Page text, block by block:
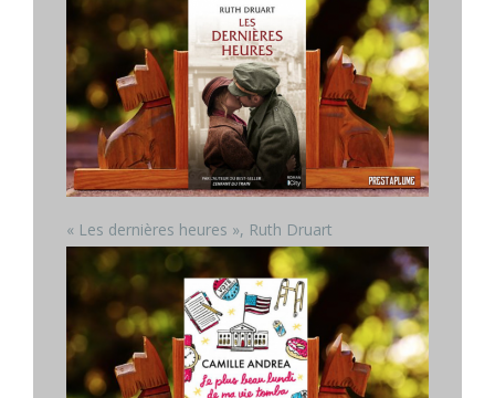
« Les dernières heures », Ruth Druart